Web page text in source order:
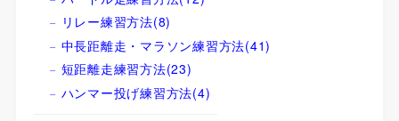
リレー練習方法(8)
中長距離走・マラソン練習方法(41)
短距離走練習方法(23)
ハンマー投げ練習方法(4)